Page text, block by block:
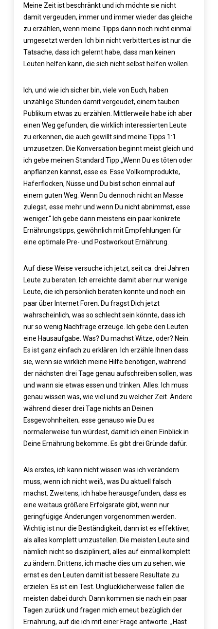
Meine Zeit ist beschränkt und ich möchte sie nicht
damit vergeuden, immer und immer wieder das gleiche
zu erzählen, wenn meine Tipps dann noch nicht einmal
umgesetzt werden. Ich bin nicht verbittert;es ist nur die
Tatsache, dass ich gelernt habe, dass man keinen
Leuten helfen kann, die sich nicht selbst helfen wollen.
Ich, und wie ich sicher bin, viele von Euch, haben
unzählige Stunden damit vergeudet, einem tauben
Publikum etwas zu erzählen. Mittlerweile habe ich aber
einen Weg gefunden, die wirklich interessierten Leute
zu erkennen, die auch gewillt sind meine Tipps 1:1
umzusetzen. Die Konversation beginnt meist gleich und
ich gebe meinen Standard Tipp „Wenn Du es töten oder
anpflanzen kannst, esse es. Esse Vollkornprodukte,
Haferflocken, Nüsse und Du bist schon einmal auf
einem guten Weg. Wenn Du dennoch nicht an Masse
zulegst, esse mehr und wenn Du nicht abnimmst, esse
weniger.“ Ich gebe dann meistens ein paar konkrete
Ernährungstipps, gewöhnlich mit Empfehlungen für
eine optimale Pre- und Postworkout Ernährung.
Auf diese Weise versuche ich jetzt, seit ca. drei Jahren
Leute zu beraten. Ich erreichte damit aber nur wenige
Leute, die ich persönlich beraten konnte und noch ein
paar über Internet Foren. Du fragst Dich jetzt
wahrscheinlich, was so schlecht sein könnte, dass ich
nur so wenig Nachfrage erzeuge. Ich gebe den Leuten
eine Hausaufgabe. Was? Du machst Witze, oder? Nein.
Es ist ganz einfach zu erklären. Ich erzähle Ihnen dass
sie, wenn sie wirklich meine Hilfe benötigen, während
der nächsten drei Tage genau aufschreiben sollen, was
und wann sie etwas essen und trinken. Alles. Ich muss
genau wissen was, wie viel und zu welcher Zeit. Ändere
während dieser drei Tage nichts an Deinen
Essgewohnheiten; esse genauso wie Du es
normalerweise tun würdest, damit ich einen Einblick in
Deine Ernährung bekomme. Es gibt drei Gründe dafür.
Als erstes, ich kann nicht wissen was ich verändern
muss, wenn ich nicht weiß, was Du aktuell falsch
machst. Zweitens, ich habe herausgefunden, dass es
eine weitaus größere Erfolgsrate gibt, wenn nur
geringfügige Änderungen vorgenommen werden.
Wichtig ist nur die Beständigkeit, dann ist es effektiver,
als alles komplett umzustellen. Die meisten Leute sind
nämlich nicht so diszipliniert, alles auf einmal komplett
zu ändern. Drittens, ich mache dies um zu sehen, wie
ernst es den Leuten damit ist bessere Resultate zu
erzielen. Es ist ein Test. Unglücklicherweise fallen die
meisten dabei durch. Dann kommen sie nach ein paar
Tagen zurück und fragen mich erneut bezüglich der
Ernährung, auf die ich mit einer Frage antworte. „Hast